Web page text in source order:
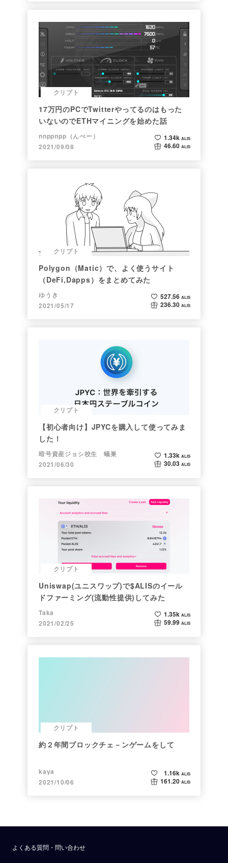
クリプト
17万円のPCでTwitterやってるのはもった
いないのでETHマイニングを始めた話
nnppnpp（んぺー）
2021/09/08
1.34k ALIS
46.60 ALIS
クリプト
Polygon（Matic）で、よく使うサイト
（DeFi,Dapps）をまとめてみた
ゆうき
2021/05/17
527.56 ALIS
236.30 ALIS
クリプト
【初心者向け】JPYCを購入して使ってみま
した！
暗号資産ジョシ校生 蟻巣
2021/06/30
1.33k ALIS
30.03 ALIS
クリプト
Uniswap(ユニスワップ)で$ALISのイール
ドファーミング(流動性提供)してみた
Taka
2021/02/25
1.35k ALIS
59.99 ALIS
クリプト
約２年間ブロックチェ－ンゲームをして
kaya
2021/10/06
1.16k ALIS
161.20 ALIS
よくある質問・問い合わせ